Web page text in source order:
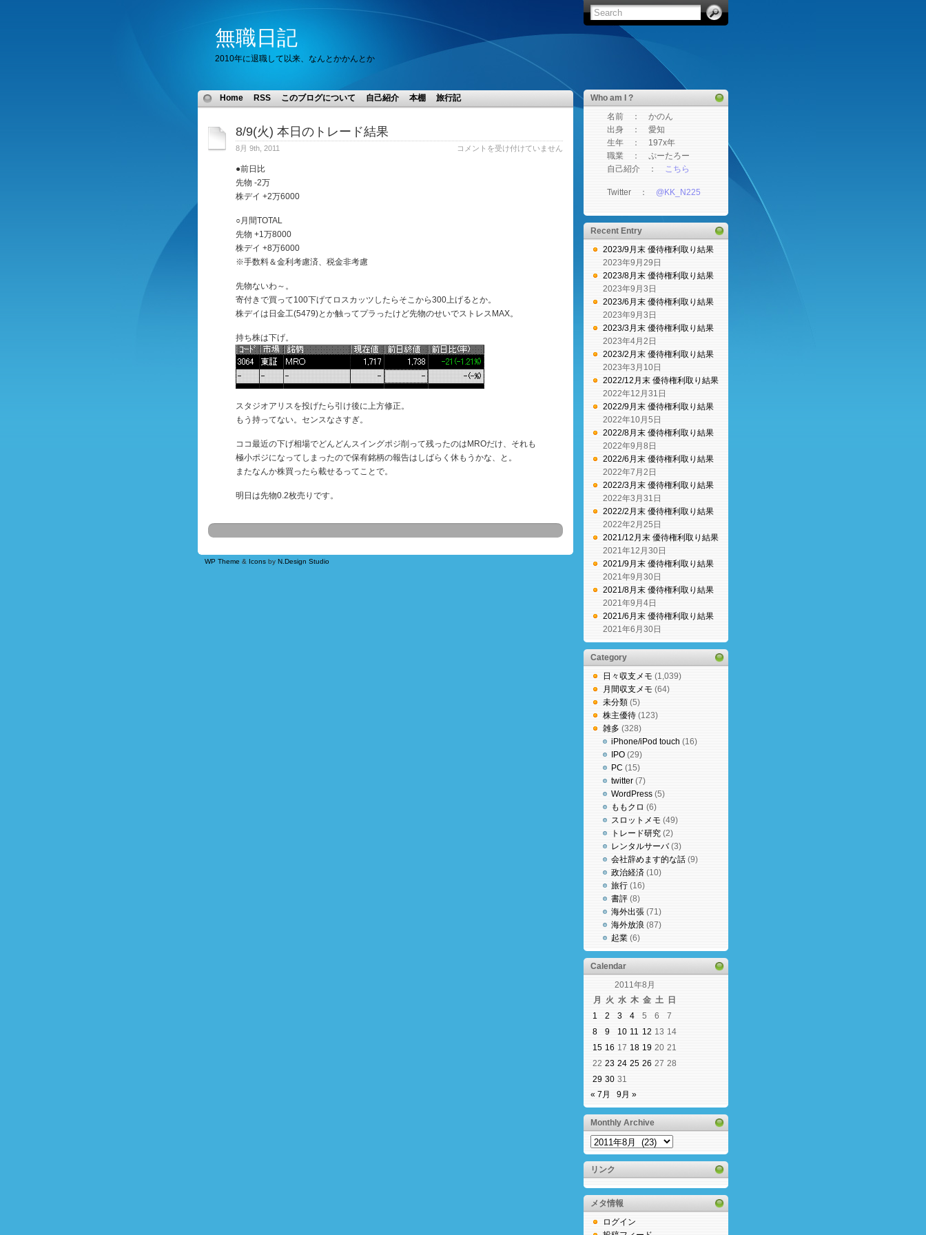
無職日記
2010年に退職して以来、なんとかかんとか
Home RSS このブログについて 自己紹介 本棚 旅行記
8/9(火) 本日のトレード結果
8月 9th, 2011
8/9(火)
コメントを受け付けていません
●前日比
先物 -2万
株デイ +2万6000
○月間TOTAL
先物 +1万8000
株デイ +8万6000
※手数料＆金利考慮済、税金非考慮
先物ないわ～。
寄付きで買って100下げてロスカッツしたらそこから300上げるとか。
株デイは日金工(5479)とか触ってプラったけど先物のせいでストレスMAX。
持ち株は下げ。
スタジオアリスを投げたら引け後に上方修正。
もう持ってない。センスなさすぎ。
ココ最近の下げ相場でどんどんスイングポジ削って残ったのはMROだけ、それも
極小ポジになってしまったので保有銘柄の報告はしばらく休もうかな、と。
またなんか株買ったら載せるってことで。
明日は先物0.2枚売りです。
WP Theme & Icons by N.Design Studio
Who am I ?
名前 ： かのん
出身 ： 愛知
生年 ： 197x年
職業 ： ぷーたろー
自己紹介 ： こちら
Twitter ： @KK_N225
Recent Entry
2023/9月末 優待権利取り結果
2023年9月29日
2023/8月末 優待権利取り結果
2023年9月3日
2023/6月末 優待権利取り結果
2023年9月3日
2023/3月末 優待権利取り結果
2023年4月2日
2023/2月末 優待権利取り結果
2023年3月10日
2022/12月末 優待権利取り結果
2022年12月31日
2022/9月末 優待権利取り結果
2022年10月5日
2022/8月末 優待権利取り結果
2022年9月8日
2022/6月末 優待権利取り結果
2022年7月2日
2022/3月末 優待権利取り結果
2022年3月31日
2022/2月末 優待権利取り結果
2022年2月25日
2021/12月末 優待権利取り結果
2021年12月30日
2021/9月末 優待権利取り結果
2021年9月30日
2021/8月末 優待権利取り結果
2021年9月4日
2021/6月末 優待権利取り結果
2021年6月30日
Category
日々収支メモ (1,039)
月間収支メモ (64)
未分類 (5)
株主優待 (123)
雑多 (328)
iPhone/iPod touch (16)
IPO (29)
PC (15)
twitter (7)
WordPress (5)
ももクロ (6)
スロットメモ (49)
トレード研究 (2)
レンタルサーバ(3)
会社辞めます的な話 (9)
政治経済 (10)
旅行 (16)
書評 (8)
海外出張 (71)
海外放浪 (87)
起業 (6)
Calendar
2011年8月
月
火 水 木 金 土
日
1
2 3 4 5 6
7
8
9 10 11 12 13 14
15 16 17 18 19 20 21
22 23 24 25 26 27 28
29 30 31
« 7月
9月 »
Monthly Archive
Monthly
Archive
リンク
メタ情報
ログイン